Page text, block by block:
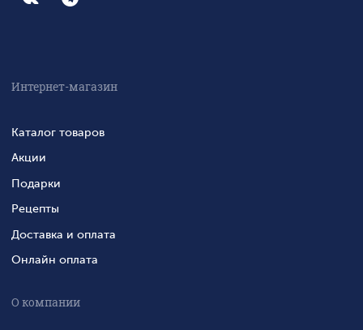
Интернет-магазин
Каталог товаров
Акции
Подарки
Рецепты
Доставка и оплата
Онлайн оплата
О компании